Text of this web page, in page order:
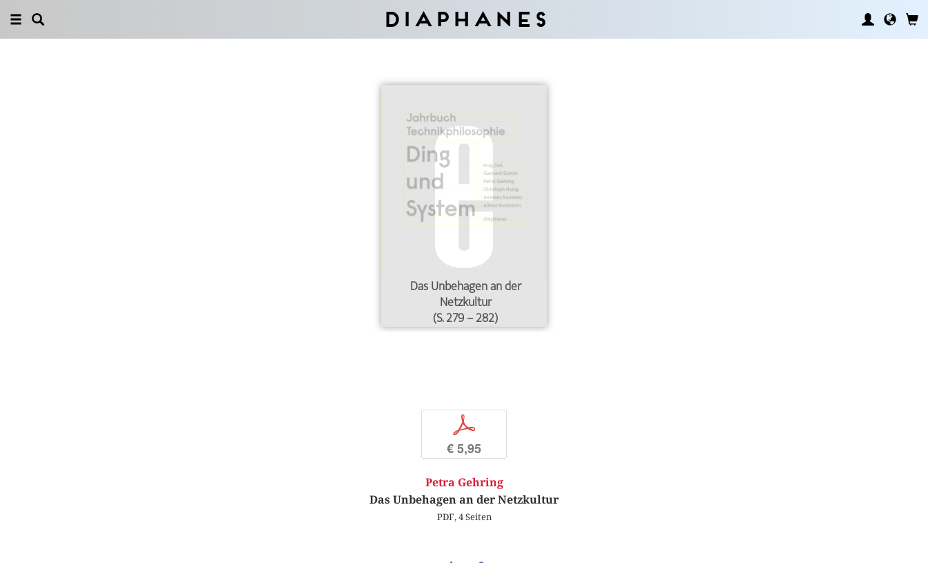
Diaphanes
Das Unbehagen an der
Netzkultur
(S. 279 – 282)
p
€ 5,95
Petra Gehring
Das Unbehagen an der Netzkultur
PDF, 4 Seiten